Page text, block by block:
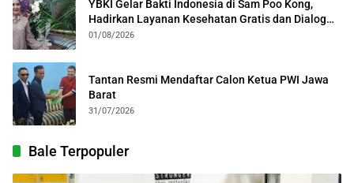
YBKI Gelar Bakti Indonesia di Sam Poo Kong,
Hadirkan Layanan Kesehatan Gratis dan Dialog
Kebangsaan
01/08/2026
Tantan Resmi Mendaftar Calon Ketua PWI Jawa
Barat
31/07/2026
Bale Terpopuler